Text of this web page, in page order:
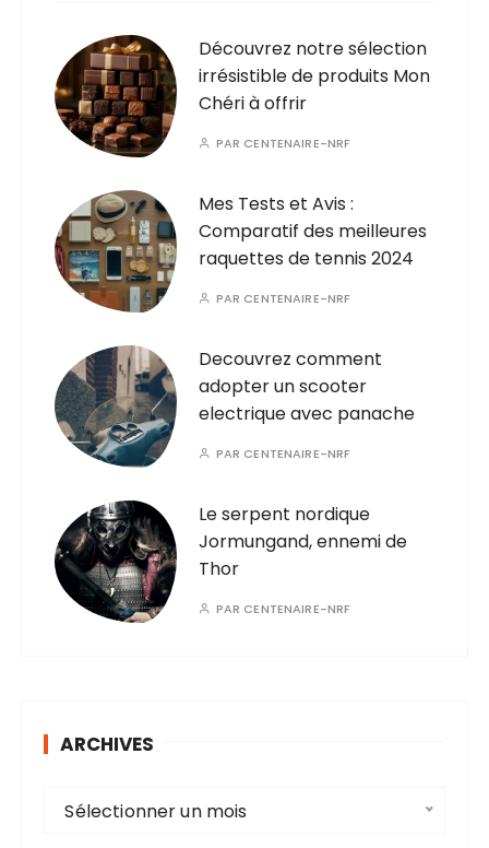
Découvrez notre sélection
irrésistible de produits Mon
Chéri à offrir
PAR CENTENAIRE-NRF
Mes Tests et Avis :
Comparatif des meilleures
raquettes de tennis 2024
PAR CENTENAIRE-NRF
Decouvrez comment
adopter un scooter
electrique avec panache
PAR CENTENAIRE-NRF
Le serpent nordique
Jormungand, ennemi de
Thor
PAR CENTENAIRE-NRF
ARCHIVES
Sélectionner un mois